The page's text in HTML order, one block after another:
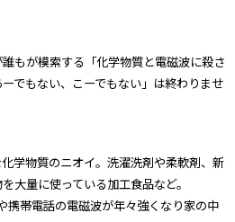
もが模索する「化学物質と電磁波に殺さ
でもない、こーでもない」は終わりませ
学物質のニオイ。洗濯洗剤や柔軟剤、新
大量に使っている加工食品など。
携帯電話の電磁波が年々強くなり家の中